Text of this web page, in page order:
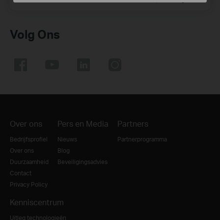
Volg Ons
Over ons
Bedrijfsprofiel
Over ons
Duurzaamheid
Contact
Privacy Policy
Pers en Media
Nieuws
Blog
Beveiligingsadvies
Partners
Partnerprogramma
Kenniscentrum
Uitleg technologieën